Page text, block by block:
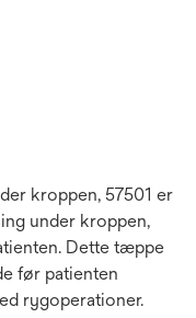
kroppen, 57501 er
under kroppen,
Dette tæppe
før patienten
rygoperationer.